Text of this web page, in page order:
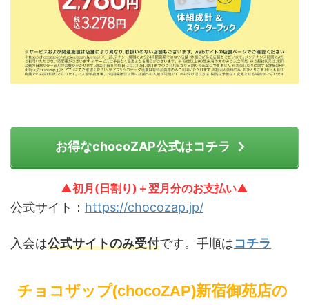
お得なchocoZAP公式はコチラ
▲初月(日割り)＋翌月分のお支払い▲
公式サイト： https://chocozap.jp/
入会は公式サイトのみ受付です。手順はコチラ
チョコザップ(chocoZAP)新宿御苑店の